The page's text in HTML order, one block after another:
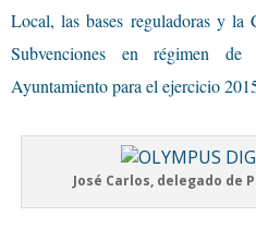
Local, las bases reguladoras y la
Subvenciones en régimen de
Ayuntamiento para el ejercicio
José Carlos, delegado de